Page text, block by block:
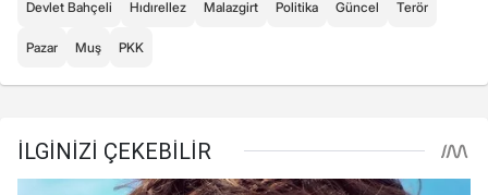
Devlet Bahçeli Hıdırellez Malazgirt Politika Güncel Terör
Pazar Muş PKK